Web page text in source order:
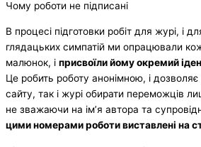
Чому роботи не підписані
В процесі підготовки робіт для журі, і
глядацьких симпатій ми опрацювали
малюнок, і присвоїли йому окремий
Це робить роботу анонімною, і
сайту, так і журі обирати переможців
не зважаючи на ім’я автора та
цими номерами роботи виставлені на